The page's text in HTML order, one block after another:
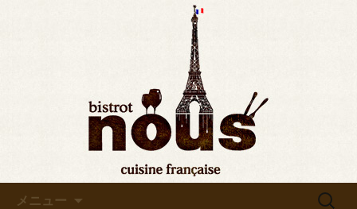
◆東京・秋葉原◆ビストロヌ
ー“bistrot nous”よりお知らせ
東京・秋葉原のビストロヌー“bistrot
nous”の最新情報をお知らせします。フ
レンチが美味しい当店の新メニューや
おすすめワインの入荷情報、メディア
情報などさまざまなお知らせをします
ので、ぜひご覧ください。
メニュー
検